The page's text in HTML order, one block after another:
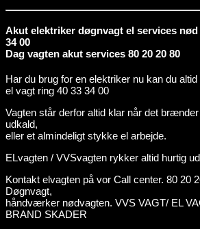
Akut elektriker døgnvagt el services nød
34 00
Dag vagten akut services 80 20 20 80
Har du brug for en elektriker nu kan du
el vagt ring 40 33 34 00
Vagten står derfor altid klar når det
udkald,
eller et almindeligt stykke el arbejde.
ELvagten / VVSvagten rykker altid hurtig
Kontakt elvagten på vor Call center. 80 20
Døgnvagt,
håndværker nødvagten. VVS VAGT/ EL
BRAND SKADER